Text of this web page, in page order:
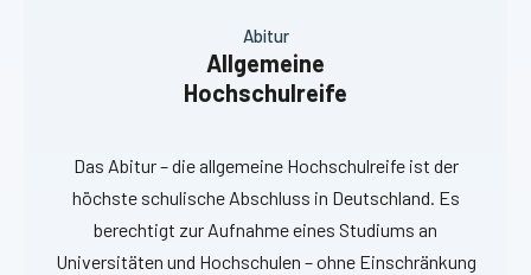
Abitur
Allgemeine
Hochschulreife
Das Abitur – die allgemeine Hochschulreife ist der
höchste schulische Abschluss in Deutschland. Es
berechtigt zur Aufnahme eines Studiums an
Universitäten und Hochschulen – ohne Einschränkung